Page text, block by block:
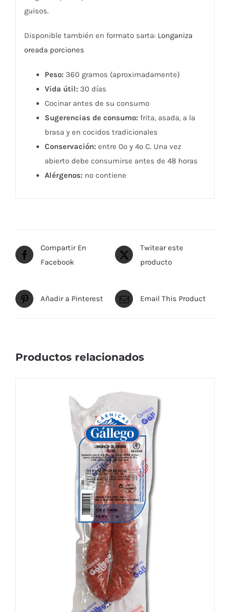
guisos.
Disponible también en formato sarta: Longaniza
oreada porciones
Peso: 360 gramos (aproximadamente)
Vida útil: 30 días
Cocinar antes de su consumo
Sugerencias de consumo: frita, asada, a la
brasa y en cocidos tradicionales
Conservación: entre 0º y 4º C. Una vez
abierto debe consumirse antes de 48 horas
Alérgenos: no contiene
Compartir En
Facebook
Twitear este
producto
Añadir a Pinterest Email This Product
Productos relacionados